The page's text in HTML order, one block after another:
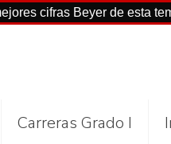
Beyer de esta temporada
Carreras Grado I